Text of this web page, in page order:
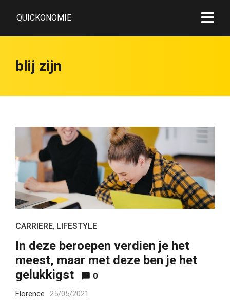
QUICKONOMIE
blij zijn
CARRIERE, LIFESTYLE
In deze beroepen verdien je het
meest, maar met deze ben je het
gelukkigst
0
Florence 25/05/2021